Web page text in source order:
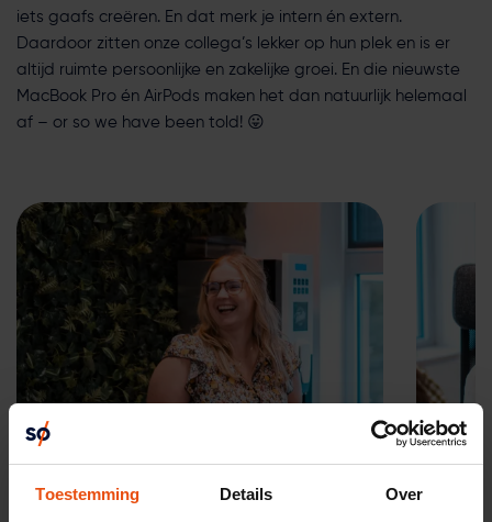
Toestemming Details Over
iets gaafs creëren. En dat merk je intern én extern.
Daardoor zitten onze collega’s lekker op hun plek en is er
altijd ruimte persoonlijke en zakelijke groei. En die nieuwste
MacBook Pro én AirPods maken het dan natuurlijk helemaal
af – or so we have been told! 😛